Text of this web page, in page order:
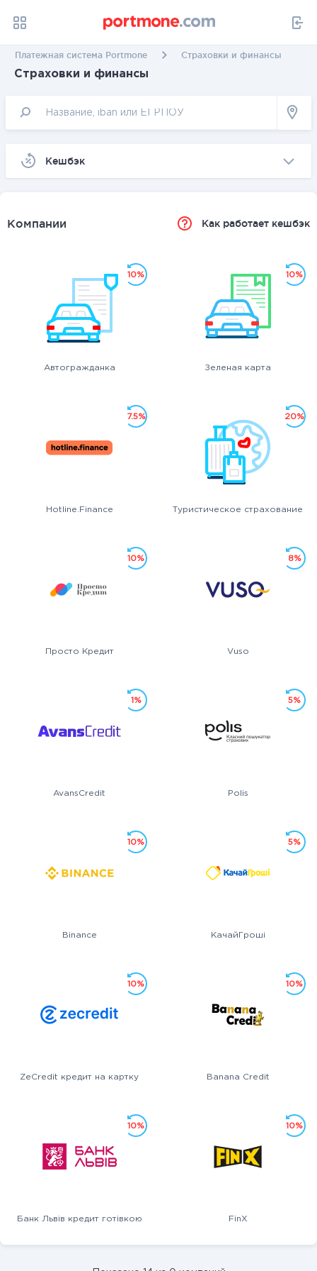
Платежная система Portmone Страховки и финансы
Страховки и финансы
Kешбэк
Компании Как работает кешбэк
Автогражданка
10%
Зеленая карта
10%
Hotline.Finance
7.5%
Туристическое страхование
20%
Просто Кредит
10%
Vuso
8%
AvansCredit
1%
Polis
5%
Binance
10%
КачайГроші
5%
ZeCredit кредит на картку
10%
Banana Credit
10%
Банк Львів кредит готівкою
10%
FinX
10%